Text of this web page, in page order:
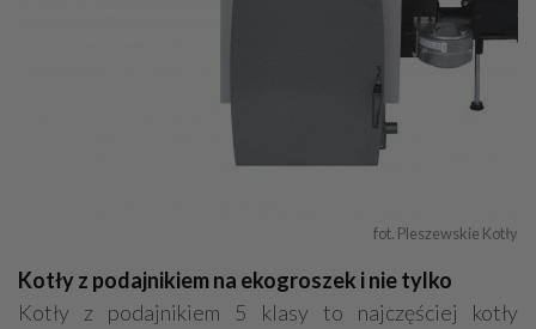
fot. Pleszewskie Kotły
Kotły z podajnikiem na ekogroszek i nie tylko
Kotły z podajnikiem 5 klasy to najczęściej kotły